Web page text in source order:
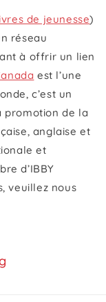
de jeunesse)
réseau
à offrir un lien
est l’une
c’est un
promotion de la
anglaise et
et
d’IBBY
veuillez nous